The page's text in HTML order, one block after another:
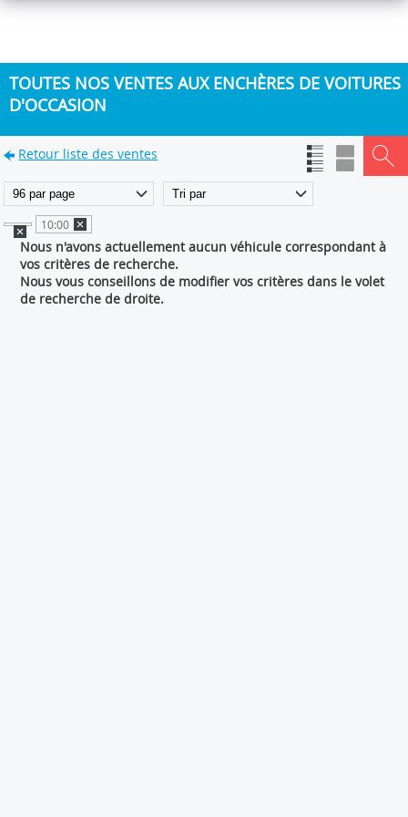
TOUTES NOS VENTES AUX ENCHÈRES DE VOITURES
D'OCCASION
Retour liste des ventes
10:00
Nous n'avons actuellement aucun véhicule correspondant à
vos critères de recherche.
Nous vous conseillons de modifier vos critères dans le volet
de recherche de droite.